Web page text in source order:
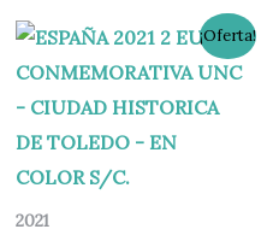
¡Oferta!
2021
El
original
era:
13,00 €.
El
actual
es:
10,95 €.